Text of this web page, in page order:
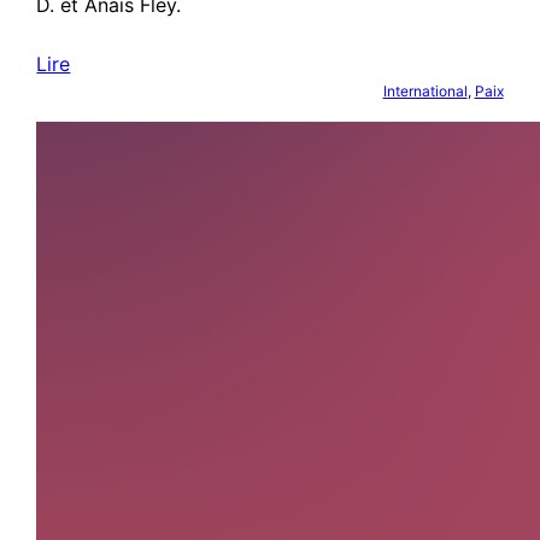
Lire
International, Paix